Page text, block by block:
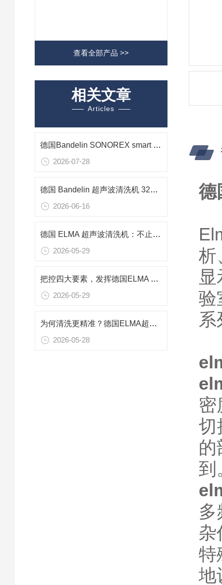
查看全部产品 >>
相关文章
Articles
德国Bandelin SONOREX smart ST 510 H 超声波清洗机在光学组件清洗中的应用
2026-07-28
德国 Bandelin 超声波清洗机 3220 功率240w 频率37KHZ用于零件清洗
2026-06-16
德国 ELMA 超声波清洗机：不止清洁，空化技术多元应用解析
2026-05-29
把控四大要素，发挥德国ELMA 超声波清洗机的最佳性能
2026-05-29
为何清洗更精准？德国ELMA超声波清洗机可控超声空化结构的动态调控
2026-05-28
德
析
验
系
密
切
的
到
杂
特
地